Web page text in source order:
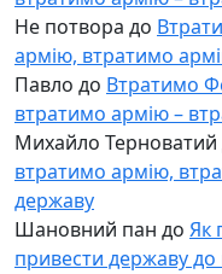
Не потвора до
армію, втратимо
Павло до Втратимо
втратимо армію –
Михайло Терноватий
втратимо армію,
державу
Шановний пан до Як
привести державу до